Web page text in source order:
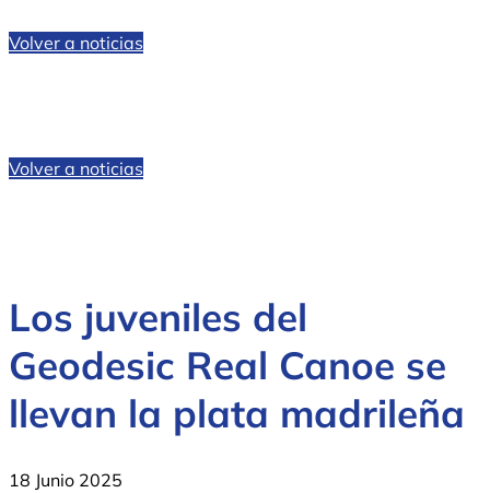
Volver a noticias
Volver a noticias
Los juveniles del
Geodesic Real Canoe se
llevan la plata madrileña
18 Junio 2025